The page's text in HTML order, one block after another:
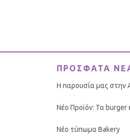
ΠΡΟΣΦΑΤΑ
Η παρουσία μας
Νέο Προϊόν: Τα burger
Νέο τύπωμα Bakery